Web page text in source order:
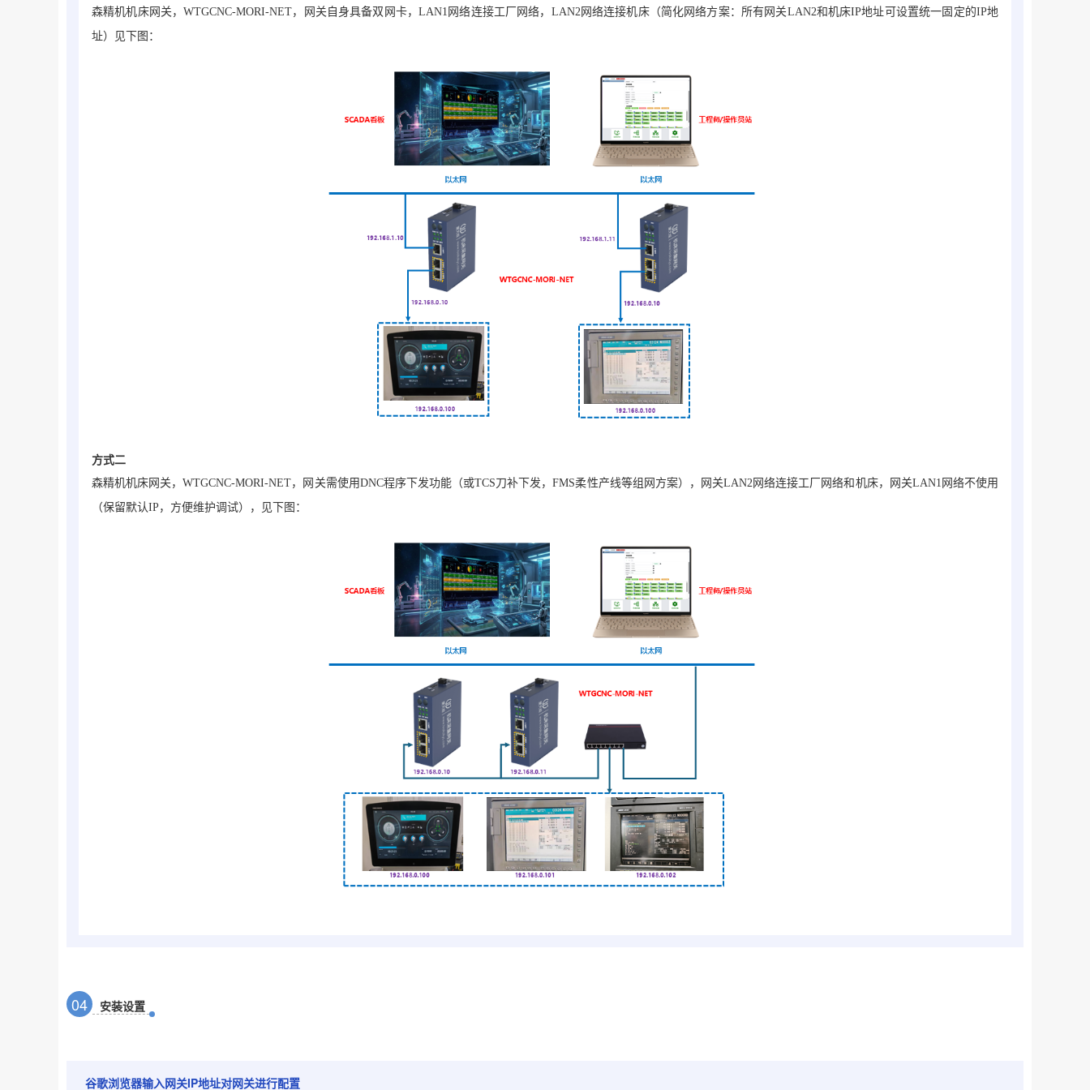
森精机机床网关，WTGCNC-MORI-NET，网关自身具备双网卡，LAN1网络连接工厂网络，LAN2网络连接机床（简化网络方案：所有网关LAN2和机床IP地址可设置统一固定的IP地
址）见下图：
方式二
森精机机床网关，WTGCNC-MORI-NET，网关需使用DNC程序下发功能（或TCS刀补下发，FMS柔性产线等组网方案），网关LAN2网络连接工厂网络和机床，网关LAN1网络不使用
（保留默认IP，方便维护调试），见下图：
04 安装设置
谷歌浏览器输入网关IP地址对网关进行配置